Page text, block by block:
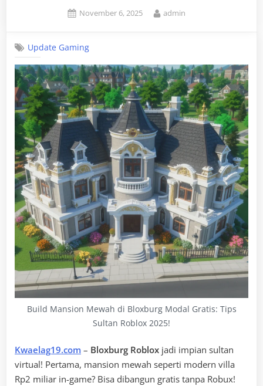
Posted
November 6, 2025 By
admin
Update Gaming
Build Mansion Mewah di Bloxburg Modal Gratis: Tips
Sultan Roblox 2025!
Kwaelag19.com – Bloxburg Roblox jadi impian sultan
virtual! Pertama, mansion mewah seperti modern villa
Rp2 miliar in-game? Bisa dibangun gratis tanpa Robux!